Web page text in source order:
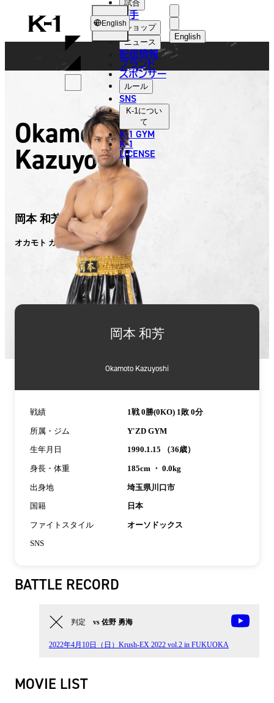
K-
1
English
試合
選手
ショップ
ニュース
配信情報
ブランド
スポンサー
ルール
SNS
K-1につい
て
K-1 GYM
K-1
LICENSE
English
FIGHTER
選手
Okamoto
Kazuyoshi
岡本 和芳
オカモト カズヨシ
岡本 和芳
Okamoto Kazuyoshi
戦績 1戦 0勝(0KO) 1敗 0分
所属・ジム Y'ZD GYM
生年月日 1990.1.15 （36歳）
身長・体重 185cm ・ 0.0kg
出身地 埼玉県川口市
国籍 日本
ファイトスタイル オーソドックス
SNS
BATTLE RECORD
判定 vs 佐野 勇海
2022年4月10日（日）Krush-EX 2022 vol.2 in FUKUOKA
MOVIE LIST